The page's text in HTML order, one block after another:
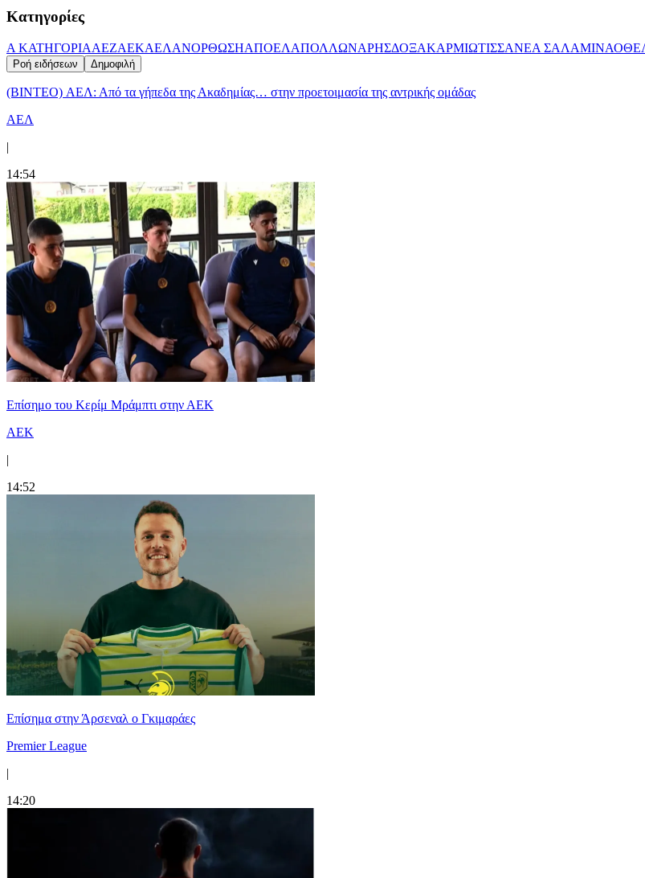
Κατηγορίες
Α ΚΑΤΗΓΟΡΙΑAEZΑΕΚΑΕΛΑΝΟΡΘΩΣΗΑΠΟΕΛΑΠΟΛΛΩΝΑΡΗΣΔΟΞΑΚΑΡΜΙΩΤΙΣΣΑΝΕΑ ΣΑΛΑΜΙΝΑ
Ροή ειδήσεων Δημοφιλή
(BINTEO) ΑΕΛ: Από τα γήπεδα της Ακαδημίας… στην προετοιμασία της αντρικής ομάδας
ΑΕΛ
|
14:54
Επίσημο του Κερίμ Μράμπτι στην ΑΕK
ΑΕΚ
|
14:52
Επίσημα στην Άρσεναλ ο Γκιμαράες
Premier League
|
14:20